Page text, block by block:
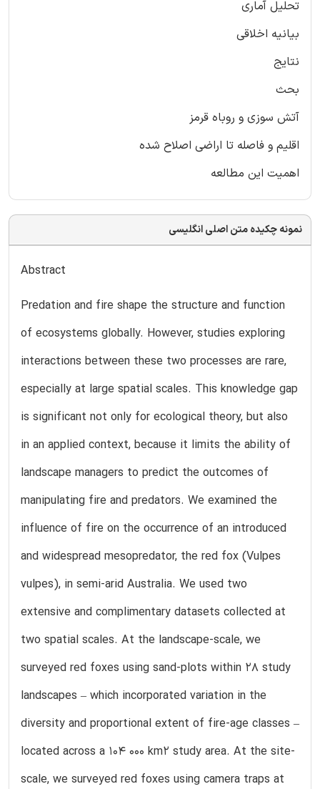
تحلیل آماری
بیانیه اخلاقی
نتایج
بحث
آتش سوزی و روباه قرمز
اقلیم و فاصله تا اراضی اصلاح شده
اهمیت این مطالعه
نمونه چکیده متن اصلی انگلیسی
Abstract
Predation and fire shape the structure and function
of ecosystems globally. However, studies exploring
interactions between these two processes are rare,
especially at large spatial scales. This knowledge gap
is significant not only for ecological theory, but also
in an applied context, because it limits the ability of
landscape managers to predict the outcomes of
manipulating fire and predators. We examined the
influence of fire on the occurrence of an introduced
and widespread mesopredator, the red fox (Vulpes
vulpes), in semi-arid Australia. We used two
extensive and complimentary datasets collected at
two spatial scales. At the landscape-scale, we
surveyed red foxes using sand-plots within 28 study
landscapes – which incorporated variation in the
diversity and proportional extent of fire-age classes –
located across a 104 000 km2 study area. At the site-
scale, we surveyed red foxes using camera traps at